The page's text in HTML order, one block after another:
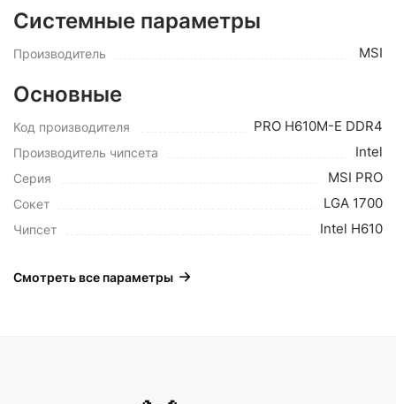
Системные параметры
Производитель MSI
Основные
Код производителя PRO H610M-E DDR4
Производитель чипсета Intel
Серия MSI PRO
Сокет LGA 1700
Чипсет Intel H610
Смотреть все параметры